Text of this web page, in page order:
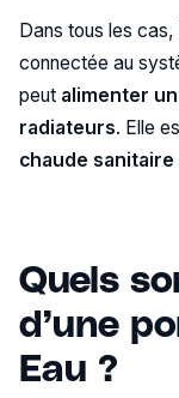
Dans tous les
connectée au
peut alimenter
radiateurs. Elle
chaude sanitaire
Quels
d’une
Eau ?